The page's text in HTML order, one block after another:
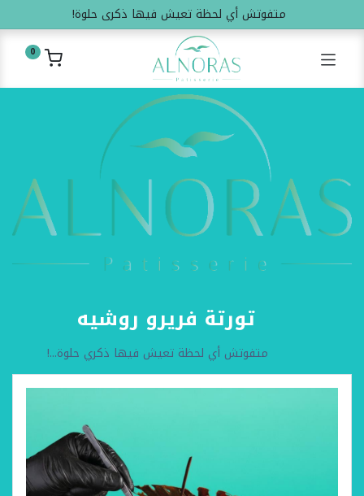
متفوتش أي لحظة تعيش فيها ذكرى حلوة!
0
تورتة فريرو روشيه
متفوتش أي لحظة تعيش فيها ذكري حلوة...!